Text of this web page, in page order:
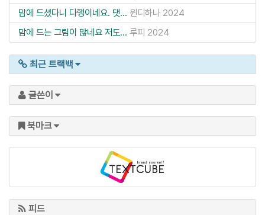
맘에 드셨다니 다행이네요. 댓... 윈디하나 2024
맘에 드는 그림이 많네요 저도... 루피 2024
최근 트랙백
글쓴이
북마크
피드